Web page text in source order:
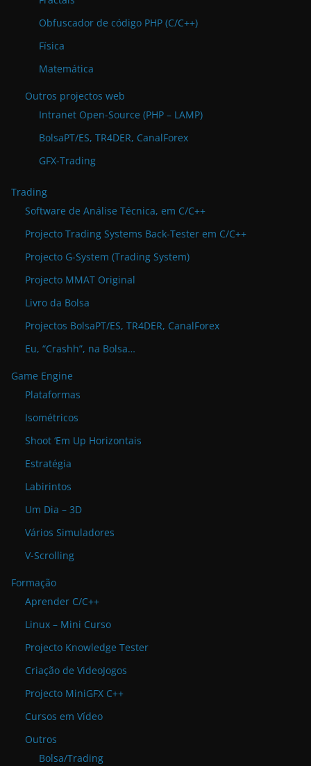
Obfuscador de código PHP (C/C++)
Física
Matemática
Outros projectos web
Intranet Open-Source (PHP – LAMP)
BolsaPT/ES, TR4DER, CanalForex
GFX-Trading
Trading
Software de Análise Técnica, em C/C++
Projecto Trading Systems Back-Tester em C/C++
Projecto G-System (Trading System)
Projecto MMAT Original
Livro da Bolsa
Projectos BolsaPT/ES, TR4DER, CanalForex
Eu, “Crashh”, na Bolsa…
Game Engine
Plataformas
Isométricos
Shoot ‘Em Up Horizontais
Estratégia
Labirintos
Um Dia – 3D
Vários Simuladores
V-Scrolling
Formação
Aprender C/C++
Linux – Mini Curso
Projecto Knowledge Tester
Criação de VideoJogos
Projecto MiniGFX C++
Cursos em Vídeo
Outros
Bolsa/Trading